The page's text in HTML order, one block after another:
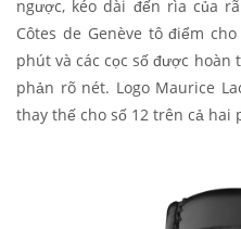
ngược, kéo dài đến rìa của
Côtes de Genève tô điểm
phút và các cọc số được
phản rõ nét. Logo Maurice
thay thế cho số 12 trên cả hai